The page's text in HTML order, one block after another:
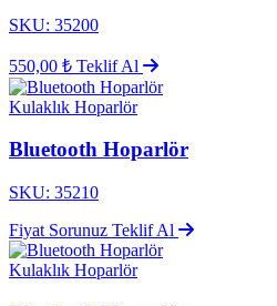
SKU: 35200
550,00 ₺ Teklif Al
Kulaklık Hoparlör
Bluetooth Hoparlör
SKU: 35210
Fiyat Sorunuz Teklif Al
Kulaklık Hoparlör